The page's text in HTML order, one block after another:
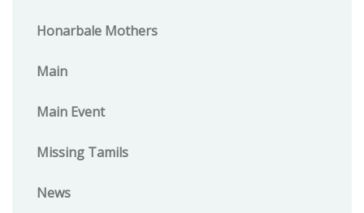
Honarbale Mothers
Main
Main Event
Missing Tamils
News